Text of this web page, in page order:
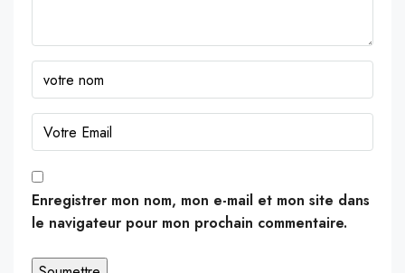
Enregistrer mon nom, mon e-mail et mon site dans
le navigateur pour mon prochain commentaire.